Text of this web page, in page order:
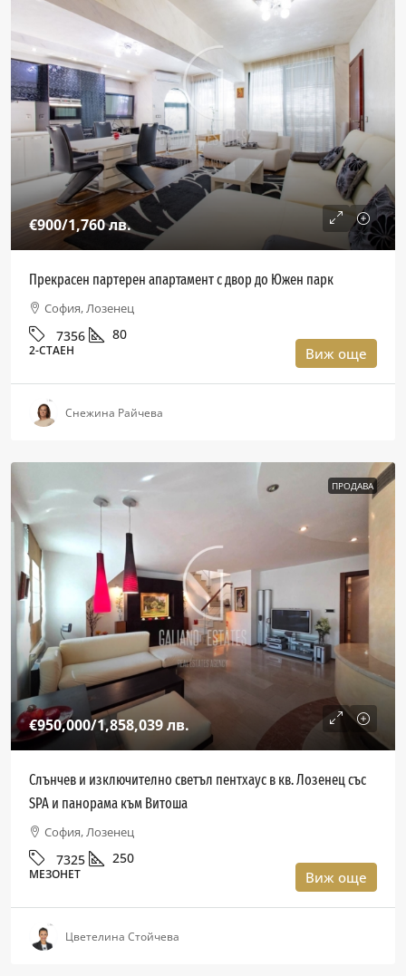
€900/1,760 лв.
Прекрасен партерен апартамент с двор до Южен парк
София, Лозенец
7356 80
2-СТАЕН Виж още
Снежина Райчева
ПРОДАВА
€950,000/1,858,039 лв.
Слънчев и изключително светъл пентхаус в кв. Лозенец със
SPA и панорама към Витоша
София, Лозенец
7325 250
МЕЗОНЕТ Виж още
Цветелина Стойчева